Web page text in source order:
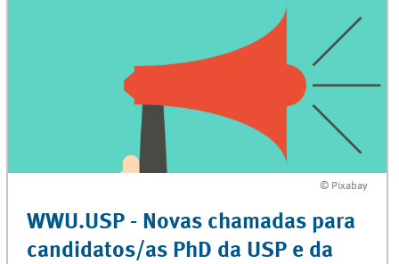
© Pixabay
© Pixabay
WWU.USP - Novas chamadas para
candidatos/as PhD da USP e da